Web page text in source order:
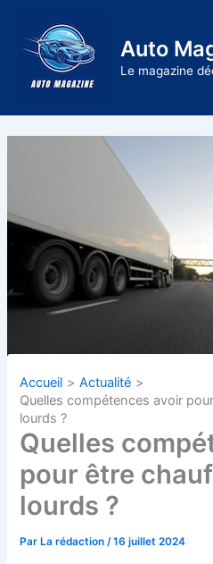
contenu
Auto
Le magazine
Accueil
Actualité
Quelles compétences avoir
lourds ?
Quelles
pour être
lourds ?
Par La rédaction/16 juillet 2024